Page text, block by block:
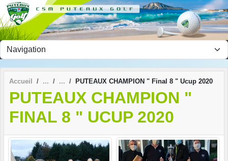
Accueil PUTEAUX CHAMPION " Final 8 " Ucup 2020
PUTEAUX CHAMPION "
FINAL 8 " UCUP 2020
Panneau de gestion des cookies